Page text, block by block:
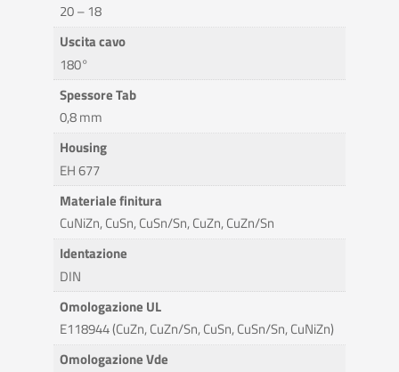
20 – 18
Uscita cavo
180°
Spessore Tab
0,8 mm
Housing
EH 677
Materiale finitura
CuNiZn, CuSn, CuSn/Sn, CuZn, CuZn/Sn
Identazione
DIN
Omologazione UL
E118944 (CuZn, CuZn/Sn, CuSn, CuSn/Sn, CuNiZn)
Omologazione Vde